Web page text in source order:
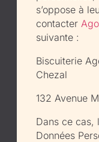
s’oppose à
contacter
suivante :
Biscuiterie
Chezal
132 Avenue
Dans ce cas,
Données